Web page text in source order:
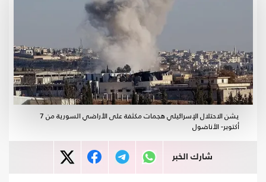
يشن الاحتلال الإسرائيلي هجمات مكثفة على الأراضي السورية من 7
أكتوبر- الأناضول
شارك الخبر